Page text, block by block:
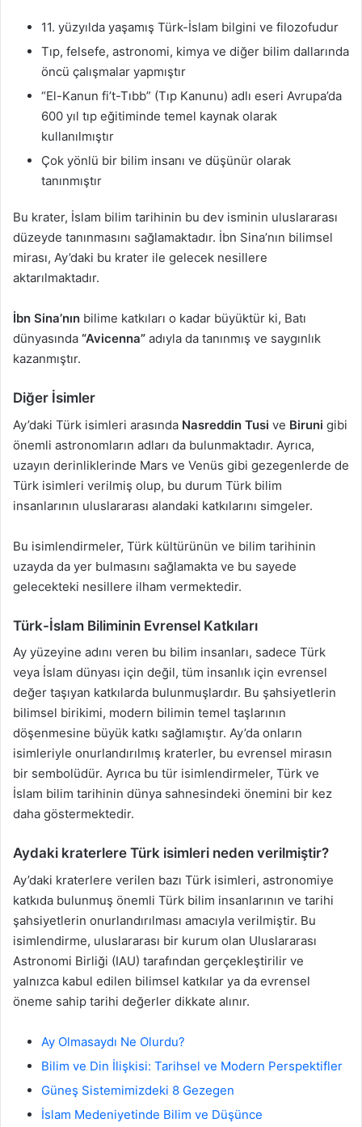
11. yüzyılda yaşamış Türk-İslam bilgini ve filozofudur
Tıp, felsefe, astronomi, kimya ve diğer bilim dallarında
öncü çalışmalar yapmıştır
“El-Kanun fi’t-Tıbb” (Tıp Kanunu) adlı eseri Avrupa’da
600 yıl tıp eğitiminde temel kaynak olarak
kullanılmıştır
Çok yönlü bir bilim insanı ve düşünür olarak
tanınmıştır
Bu krater, İslam bilim tarihinin bu dev isminin uluslararası
düzeyde tanınmasını sağlamaktadır. İbn Sina’nın bilimsel
mirası, Ay’daki bu krater ile gelecek nesillere
aktarılmaktadır.
İbn Sina’nın bilime katkıları o kadar büyüktür ki, Batı
dünyasında “Avicenna” adıyla da tanınmış ve saygınlık
kazanmıştır.
Diğer İsimler
Ay’daki Türk isimleri arasında Nasreddin Tusi ve Biruni gibi
önemli astronomların adları da bulunmaktadır. Ayrıca,
uzayın derinliklerinde Mars ve Venüs gibi gezegenlerde de
Türk isimleri verilmiş olup, bu durum Türk bilim
insanlarının uluslararası alandaki katkılarını simgeler.
Bu isimlendirmeler, Türk kültürünün ve bilim tarihinin
uzayda da yer bulmasını sağlamakta ve bu sayede
gelecekteki nesillere ilham vermektedir.
Türk-İslam Biliminin Evrensel Katkıları
Ay yüzeyine adını veren bu bilim insanları, sadece Türk
veya İslam dünyası için değil, tüm insanlık için evrensel
değer taşıyan katkılarda bulunmuşlardır. Bu şahsiyetlerin
bilimsel birikimi, modern bilimin temel taşlarının
döşenmesine büyük katkı sağlamıştır. Ay’da onların
isimleriyle onurlandırılmış kraterler, bu evrensel mirasın
bir sembolüdür. Ayrıca bu tür isimlendirmeler, Türk ve
İslam bilim tarihinin dünya sahnesindeki önemini bir kez
daha göstermektedir.
Aydaki kraterlere Türk isimleri neden verilmiştir?
Ay’daki kraterlere verilen bazı Türk isimleri, astronomiye
katkıda bulunmuş önemli Türk bilim insanlarının ve tarihi
şahsiyetlerin onurlandırılması amacıyla verilmiştir. Bu
isimlendirme, uluslararası bir kurum olan Uluslararası
Astronomi Birliği (IAU) tarafından gerçekleştirilir ve
yalnızca kabul edilen bilimsel katkılar ya da evrensel
öneme sahip tarihi değerler dikkate alınır.
Ay Olmasaydı Ne Olurdu?
Bilim ve Din İlişkisi: Tarihsel ve Modern Perspektifler
Güneş Sistemimizdeki 8 Gezegen
İslam Medeniyetinde Bilim ve Düşünce